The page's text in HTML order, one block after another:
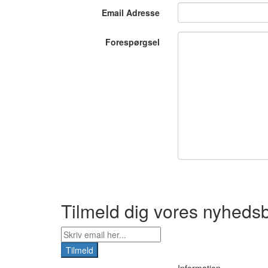
Email Adresse
Forespørgsel
Tilmeld dig vores
Tilmeld